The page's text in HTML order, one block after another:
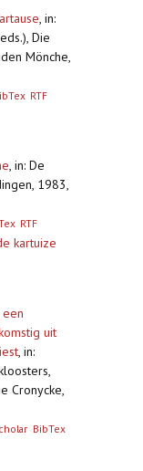
, in:
Die
Mönche,
RTF
, in: De
1983,
RTF
kartuize
uit
, in:
Cronycke,
BibTex